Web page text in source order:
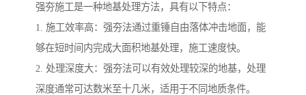
强夯施工是一种地基处理方法，具有以下特点：
1. 施工效率高：强夯法通过重锤自由落体冲击地面，能
够在短时间内完成大面积地基处理，施工速度快。
2. 处理深度大：强夯法可以有效处理较深的地基，处理
深度通常可达数米至十几米，适用于不同地质条件。